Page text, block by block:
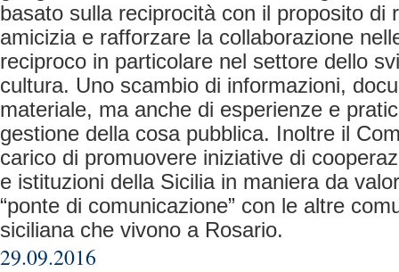
basato sulla reciprocità con il proposito di
amicizia e rafforzare la collaborazione
reciproco in particolare nel settore dello
cultura. Uno scambio di informazioni,
materiale, ma anche di esperienze e
gestione della cosa pubblica. Inoltre il
carico di promuovere iniziative di
e istituzioni della Sicilia in maniera da
“ponte di comunicazione” con le altre
siciliana che vivono a Rosario.
29.09.2016